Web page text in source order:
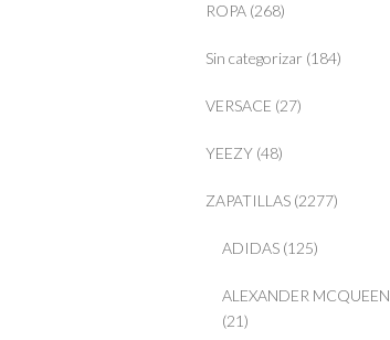
ROPA (268)
Sin categorizar (184)
VERSACE (27)
YEEZY (48)
ZAPATILLAS (2277)
ADIDAS (125)
ALEXANDER MCQUEEN
(21)